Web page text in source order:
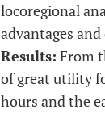
locoregional
advantages
Results: From
of great utility
hours and the